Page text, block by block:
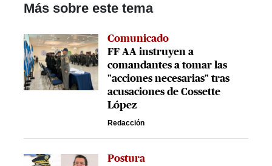
Más sobre este tema
Comunicado
FF AA instruyen a
comandantes a tomar las
"acciones necesarias" tras
acusaciones de Cossette
López
Redacción
Postura